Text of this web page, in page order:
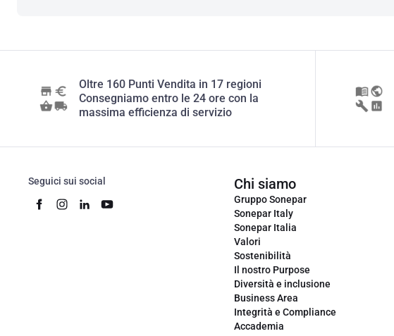
Oltre 160 Punti Vendita in 17 regioni
Consegniamo entro le 24 ore con la
massima efficienza di servizio
Seguici sui social Chi siamo
Gruppo Sonepar
Sonepar Italy
Sonepar Italia
Valori
Sostenibilità
Il nostro Purpose
Diversità e inclusione
Business Area
Integrità e Compliance
Accademia